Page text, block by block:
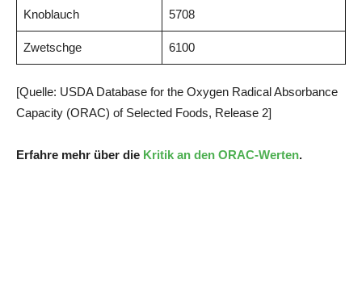
Knoblauch 5708
Zwetschge 6100
[Quelle: USDA Database for the Oxygen Radical Absorbance
Capacity (ORAC) of Selected Foods, Release 2]
Erfahre mehr über die Kritik an den ORAC-Werten.